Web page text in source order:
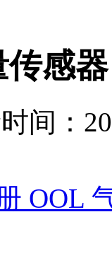
感
间：
OOL